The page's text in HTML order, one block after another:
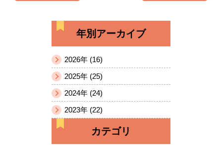
年別アーカイブ
2026年 (16)
2025年 (25)
2024年 (24)
2023年 (22)
カテゴリ